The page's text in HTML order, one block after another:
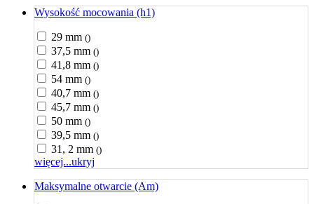
Wysokość mocowania (h1)
29 mm ()
37,5 mm ()
41,8 mm ()
54 mm ()
40,7 mm ()
45,7 mm ()
50 mm ()
39,5 mm ()
31, 2 mm ()
więcej...ukryj
Maksymalne otwarcie (Am)